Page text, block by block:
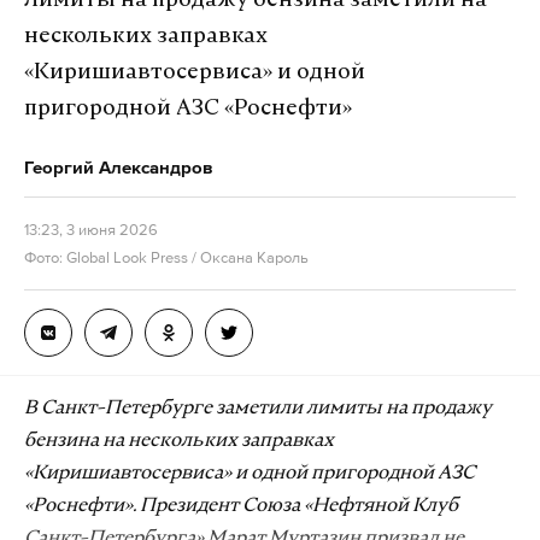
Ранее украинские войска атаковали
пассажирский автобус в Енакиево (ДНР). По
последним данным, число жертв той атаки
достигло восьми человек.
Подпишитесь на Daily Storm вMAX. Он
работает там, где тормозит интернет.
А еще мы есть вTelegram
Макс
#мелитополь #запорожская область
нескольких заправках
«Киришиавтосервиса» и одной
пригородной АЗС «Роснефти»
Георгий Александров
13:23, 3 июня 2026
Фото: Global Look Press / Оксана Кароль
В Санкт-Петербурге заметили лимиты на продажу
бензина на нескольких заправках
«Киришиавтосервиса» и одной пригородной АЗС
«Роснефти». Президент Союза «Нефтяной Клуб